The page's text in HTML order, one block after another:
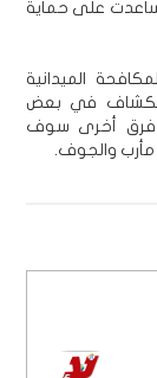
على حماية
الميدانية
في بعض
فرق أخرى سوف
والجوف.